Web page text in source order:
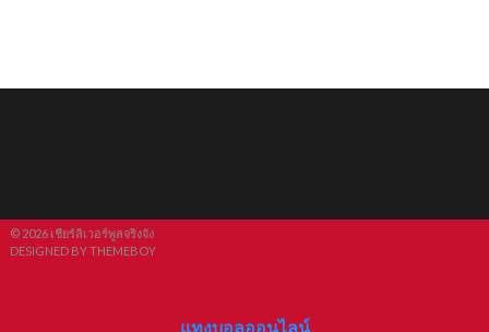
© 2026 เชียร์ลิเวอร์พูลจริงจัง
DESIGNED BY THEMEBOY
แทงบอลออนไลน์